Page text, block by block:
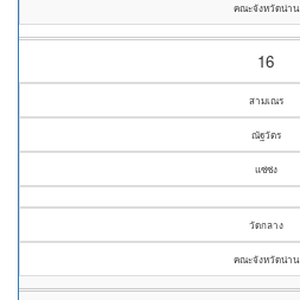
คณะจังหวัดน่าน
16
สามเณร
ณัฐวัตร
แซ่ซ่ง
วัดกลาง
คณะจังหวัดน่าน